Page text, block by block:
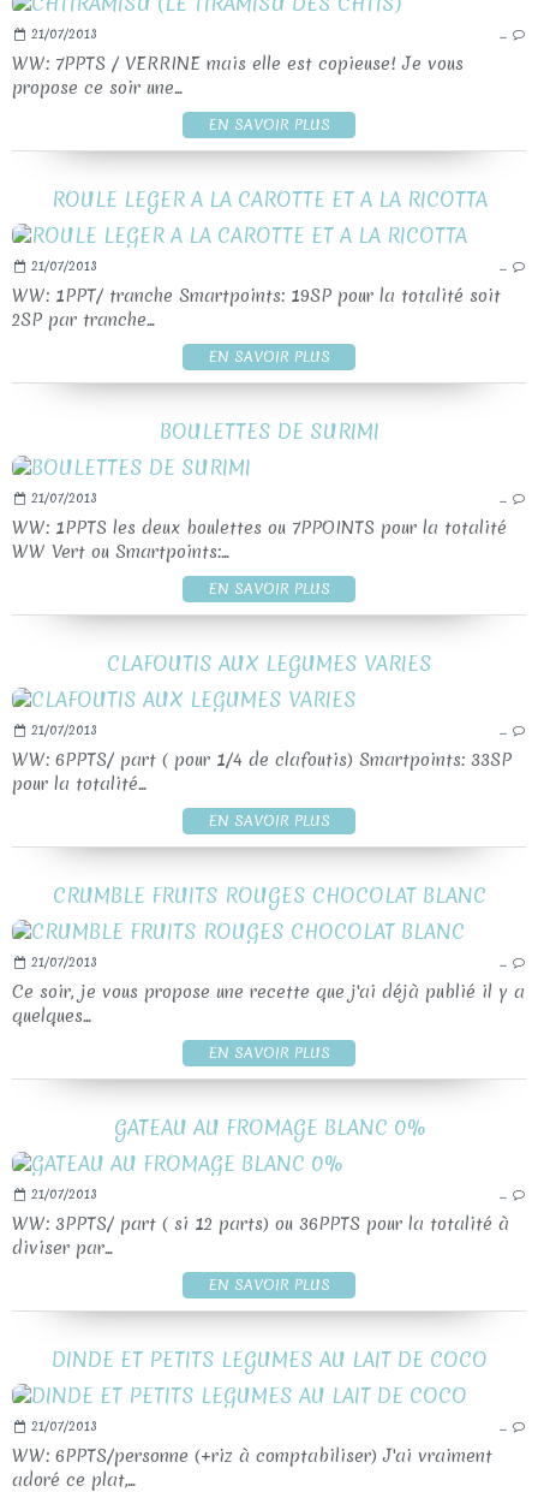
21/07/2013 …
WW: 7PPTS / VERRINE mais elle est copieuse! Je vous
propose ce soir une...
EN SAVOIR PLUS
ROULE LEGER A LA CAROTTE ET A LA RICOTTA
21/07/2013 …
WW: 1PPT/ tranche Smartpoints: 19SP pour la totalité soit
2SP par tranche...
EN SAVOIR PLUS
BOULETTES DE SURIMI
21/07/2013 …
WW: 1PPTS les deux boulettes ou 7PPOINTS pour la totalité
WW Vert ou Smartpoints:...
EN SAVOIR PLUS
CLAFOUTIS AUX LEGUMES VARIES
21/07/2013 …
WW: 6PPTS/ part ( pour 1/4 de clafoutis) Smartpoints: 33SP
pour la totalité...
EN SAVOIR PLUS
CRUMBLE FRUITS ROUGES CHOCOLAT BLANC
21/07/2013 …
Ce soir, je vous propose une recette que j'ai déjà publié il y a
quelques...
EN SAVOIR PLUS
GATEAU AU FROMAGE BLANC 0%
21/07/2013 …
WW: 3PPTS/ part ( si 12 parts) ou 36PPTS pour la totalité à
diviser par...
EN SAVOIR PLUS
DINDE ET PETITS LEGUMES AU LAIT DE COCO
21/07/2013 …
WW: 6PPTS/personne (+riz à comptabiliser) J'ai vraiment
adoré ce plat,...